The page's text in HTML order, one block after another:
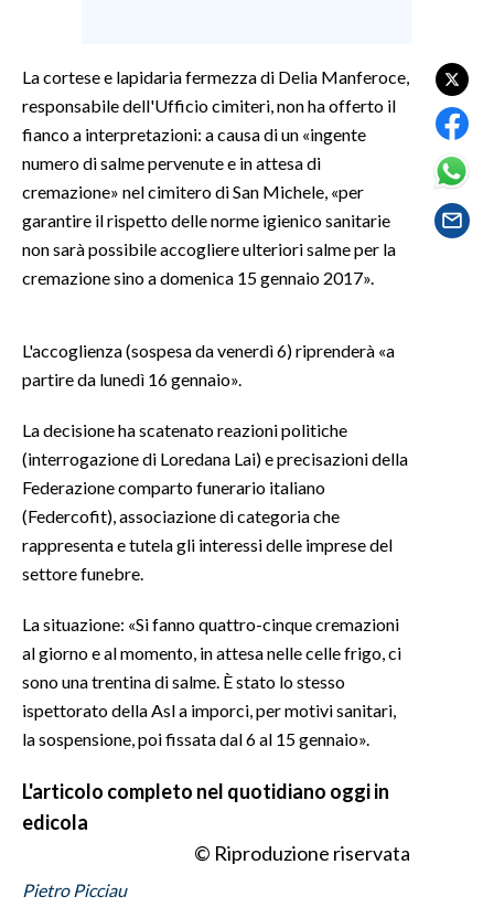
CULTURA
SPETTACOLI
EVENTI
#CARAUNIONE
3 MINUTI CON
INFO AZIENDE
ABBONATI
ANNUNCI
NECROLOGI
PUBBLICITÀ
SPIAGGE
La cortese e lapidaria fermezza di Delia Manferoce,
responsabile dell'Ufficio cimiteri, non ha offerto il
fianco a interpretazioni: a causa di un «ingente
numero di salme pervenute e in attesa di
cremazione» nel cimitero di San Michele, «per
garantire il rispetto delle norme igienico sanitarie
non sarà possibile accogliere ulteriori salme per la
cremazione sino a domenica 15 gennaio 2017».
L'accoglienza (sospesa da venerdì 6) riprenderà «a
partire da lunedì 16 gennaio».
La decisione ha scatenato reazioni politiche
(interrogazione di Loredana Lai) e precisazioni della
Federazione comparto funerario italiano
(Federcofit), associazione di categoria che
rappresenta e tutela gli interessi delle imprese del
settore funebre.
La situazione: «Si fanno quattro-cinque cremazioni
al giorno e al momento, in attesa nelle celle frigo, ci
sono una trentina di salme. È stato lo stesso
ispettorato della Asl a imporci, per motivi sanitari,
la sospensione, poi fissata dal 6 al 15 gennaio».
L'articolo completo nel quotidiano oggi in
edicola
© Riproduzione riservata
Pietro Picciau